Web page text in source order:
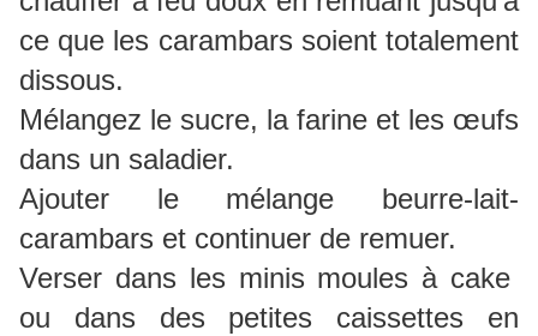
ce que les carambars soient totalement
dissous.
Mélangez le sucre, la farine et les œufs
dans un saladier.
Ajouter le mélange beurre-lait-
carambars et continuer de remuer.
Verser dans les minis moules à cake
ou dans des petites caissettes en